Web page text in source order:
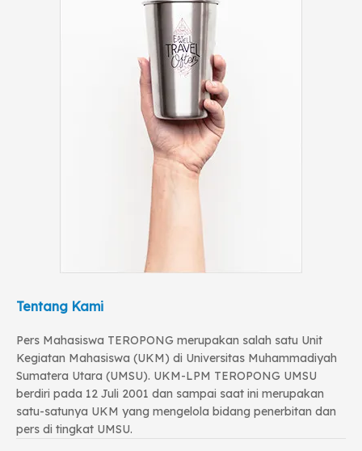
Tentang Kami
Pers Mahasiswa TEROPONG merupakan salah satu Unit
Kegiatan Mahasiswa (UKM) di Universitas Muhammadiyah
Sumatera Utara (UMSU). UKM-LPM TEROPONG UMSU
berdiri pada 12 Juli 2001 dan sampai saat ini merupakan
satu-satunya UKM yang mengelola bidang penerbitan dan
pers di tingkat UMSU.